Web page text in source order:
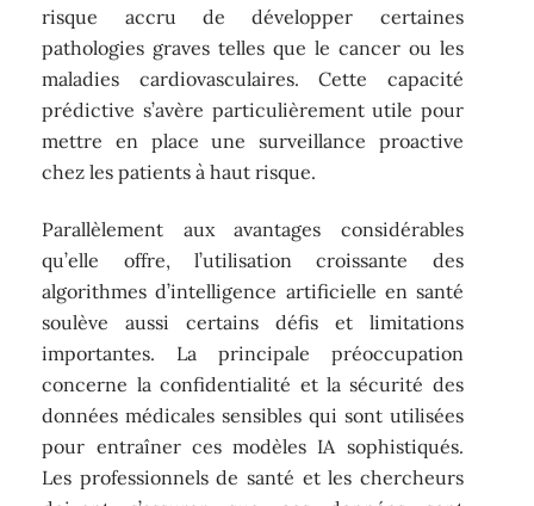
risque accru de développer certaines
pathologies graves telles que le cancer ou les
maladies cardiovasculaires. Cette capacité
prédictive s’avère particulièrement utile pour
mettre en place une surveillance proactive
chez les patients à haut risque.
Parallèlement aux avantages considérables
qu’elle offre, l’utilisation croissante des
algorithmes d’intelligence artificielle en santé
soulève aussi certains défis et limitations
importantes. La principale préoccupation
concerne la confidentialité et la sécurité des
données médicales sensibles qui sont utilisées
pour entraîner ces modèles IA sophistiqués.
Les professionnels de santé et les chercheurs